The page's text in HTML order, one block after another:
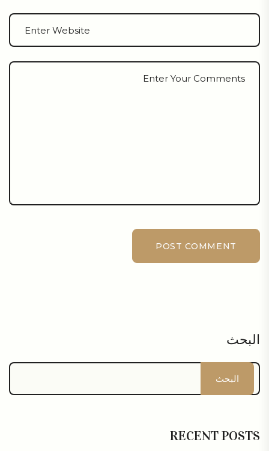
POST COMMENT
البحث
البحث
RECENT POSTS